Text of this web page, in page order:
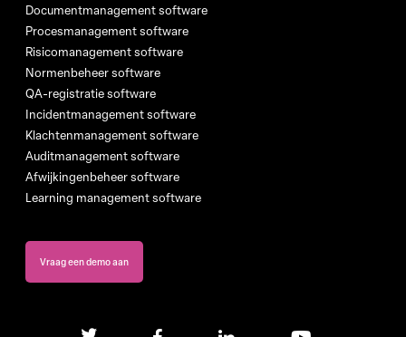
Documentmanagement software
Procesmanagement software
Risicomanagement software
Normenbeheer software
QA-registratie software
Incidentmanagement software
Klachtenmanagement software
Auditmanagement software
Afwijkingenbeheer software
Learning management software
Vraag een demo aan
twitter